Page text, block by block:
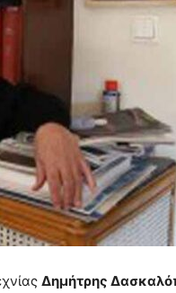
ΒΙΒΛΙΟ
ΚΑΙ
Δημήτρης